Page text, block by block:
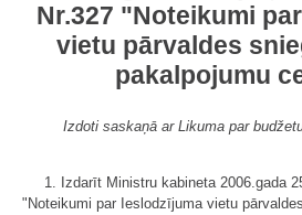
Nr.327 "Noteikumi
vietu pārvaldes
pakalpojumu
Izdoti saskaņā ar Likuma par
1. Izdarīt Ministru kabineta 2006.gada
"Noteikumi par Ieslodzījuma vietu